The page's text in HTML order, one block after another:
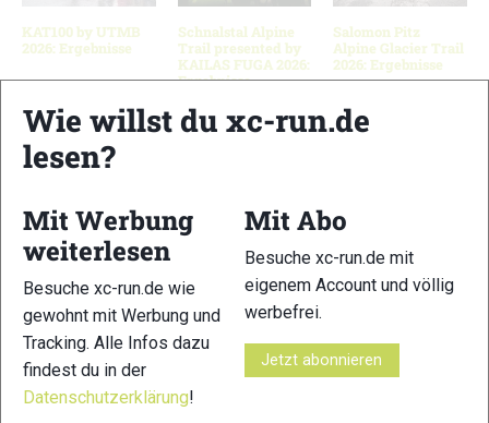
KAT100 by UTMB
2026: Ergebnisse
Schnalstal Alpine
Trail presented by
KAILAS FUGA 2026:
Ergebnisse
Salomon Pitz
Alpine Glacier Trail
2026: Ergebnisse
Schreibe einen Kommentar
xc-run.de ist DAS deutschsprachige Trailrunning-Portal mit
aktuellen News aus der Szene, einer Traildatenbank,
Trailrunning-Community und allem was du sonst noch über
deine Lieblingssportart wissen solltest.
ObTrailrunning-Anfänger oder Profi-Sportler, wir haben
immer ein offenes Ohr für dich! Du kannst uns jederzeit über
Wie willst du xc-run.de
lesen?
Mit Werbung
weiterlesen
Besuche xc-run.de wie
gewohnt mit Werbung und
Tracking. Alle Infos dazu
findest du in der
Datenschutzerklärung!
Mit Abo
Besuche xc-run.de mit
eigenem Account und völlig
werbefrei.
Jetzt abonnieren